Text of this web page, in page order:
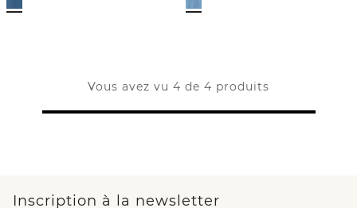
Vous avez vu 4 de 4 produits
Inscription à la newsletter